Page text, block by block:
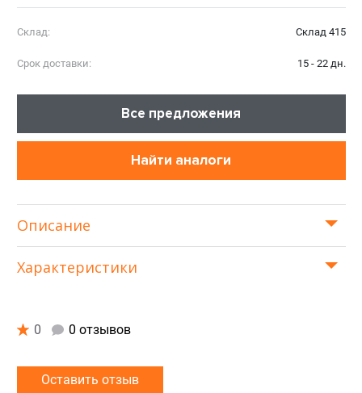
Склад: Склад 415
Срок доставки: 15 - 22 дн.
Все предложения
Найти аналоги
Описание
Характеристики
0 0 отзывов
Оставить отзыв